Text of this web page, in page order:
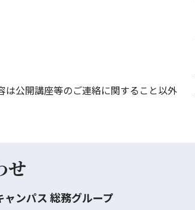
公開講座等のご連絡に関すること以外
せ
ンパス 総務グループ